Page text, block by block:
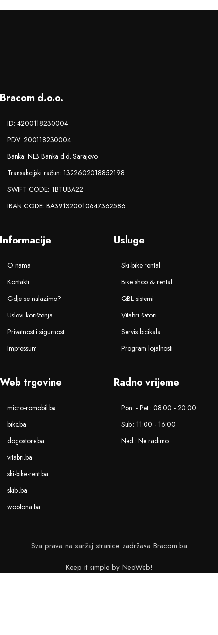
Bracom d.o.o.
ID: 4200118230004
PDV: 200118230004
Banka: NLB Banka d.d. Sarajevo
Transakcijski račun: 1322602018852198
SWIFT CODE: TBTUBA22
IBAN CODE: BA391320010647362586
Informacije
O nama
Kontakti
Gdje se nalazimo?
Uslovi korištenja
Privatnost i sigurnost
Impressum
Usluge
Ski-bike rental
Bike shop & rental
QBL sistemi
Vitabri šatori
Servis bicikala
Program lojalnosti
Web trgovine
micro-romobil.ba
bike.ba
dogostore.ba
vitabri.ba
ski-bike-rent.ba
skibi.ba
woolona.ba
Radno vrijeme
Pon. - Pet.: 08:00 - 20:00
Sub.: 11:00 - 16:00
Ned.: Ne radimo
Sva prava na saržaj stranice zadržava Bracom.ba
Keep it simple by NeoWeb!